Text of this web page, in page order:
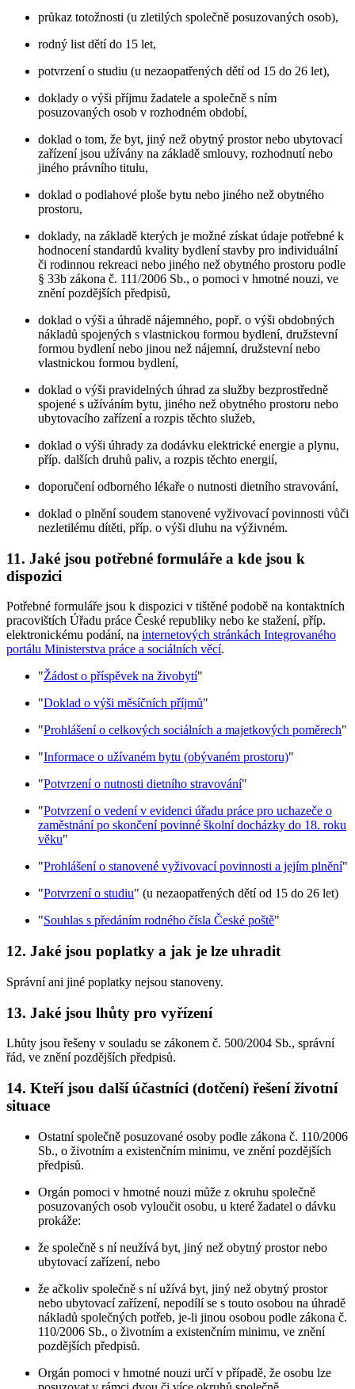
průkaz totožnosti (u zletilých společně posuzovaných osob),
rodný list dětí do 15 let,
potvrzení o studiu (u nezaopatřených dětí od 15 do 26 let),
doklady o výši příjmu žadatele a společně s ním
posuzovaných osob v rozhodném období,
doklad o tom, že byt, jiný než obytný prostor nebo ubytovací
zařízení jsou užívány na základě smlouvy, rozhodnutí nebo
jiného právního titulu,
doklad o podlahové ploše bytu nebo jiného než obytného
prostoru,
doklady, na základě kterých je možné získat údaje potřebné k
hodnocení standardů kvality bydlení stavby pro individuální
či rodinnou rekreaci nebo jiného než obytného prostoru podle
§ 33b zákona č. 111/2006 Sb., o pomoci v hmotné nouzi, ve
znění pozdějších předpisů,
doklad o výši a úhradě nájemného, popř. o výši obdobných
nákladů spojených s vlastnickou formou bydlení, družstevní
formou bydlení nebo jinou než nájemní, družstevní nebo
vlastnickou formou bydlení,
doklad o výši pravidelných úhrad za služby bezprostředně
spojené s užíváním bytu, jiného než obytného prostoru nebo
ubytovacího zařízení a rozpis těchto služeb,
doklad o výši úhrady za dodávku elektrické energie a plynu,
příp. dalších druhů paliv, a rozpis těchto energií,
doporučení odborného lékaře o nutnosti dietního stravování,
doklad o plnění soudem stanovené vyživovací povinnosti vůči
nezletilému dítěti, příp. o výši dluhu na výživném.
11. Jaké jsou potřebné formuláře a kde jsou k
dispozici
Potřebné formuláře jsou k dispozici v tištěné podobě na kontaktních
pracovištích Úřadu práce České republiky nebo ke stažení, příp.
elektronickému podání, na internetových stránkách Integrovaného
portálu Ministerstva práce a sociálních věcí.
"Žádost o příspěvek na živobytí"
"Doklad o výši měsíčních příjmů"
"Prohlášení o celkových sociálních a majetkových poměrech"
"Informace o užívaném bytu (obývaném prostoru)"
"Potvrzení o nutnosti dietního stravování"
"Potvrzení o vedení v evidenci úřadu práce pro uchazeče o
zaměstnání po skončení povinné školní docházky do 18. roku
věku"
"Prohlášení o stanovené vyživovací povinnosti a jejím plnění"
"Potvrzení o studiu" (u nezaopatřených dětí od 15 do 26 let)
"Souhlas s předáním rodného čísla České poště"
12. Jaké jsou poplatky a jak je lze uhradit
Správní ani jiné poplatky nejsou stanoveny.
13. Jaké jsou lhůty pro vyřízení
Lhůty jsou řešeny v souladu se zákonem č. 500/2004 Sb., správní
řád, ve znění pozdějších předpisů.
14. Kteří jsou další účastníci (dotčení) řešení životní
situace
Ostatní společně posuzované osoby podle zákona č. 110/2006
Sb., o životním a existenčním minimu, ve znění pozdějších
předpisů.
Orgán pomoci v hmotné nouzi může z okruhu společně
posuzovaných osob vyloučit osobu, u které žadatel o dávku
prokáže:
že společně s ní neužívá byt, jiný než obytný prostor nebo
ubytovací zařízení, nebo
že ačkoliv společně s ní užívá byt, jiný než obytný prostor
nebo ubytovací zařízení, nepodílí se s touto osobou na úhradě
nákladů společných potřeb, je-li jinou osobou podle zákona č.
110/2006 Sb., o životním a existenčním minimu, ve znění
pozdějších předpisů.
Orgán pomoci v hmotné nouzi určí v případě, že osobu lze